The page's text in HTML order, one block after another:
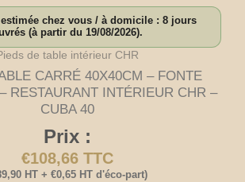
chez vous / à domicile : 8 jours
(à partir du 19/08/2026).
de table intérieur CHR
CARRÉ 40X40CM – FONTE
RESTAURANT INTÉRIEUR CHR –
CUBA 40
Prix :
€108,66 TTC
HT + €0,65 HT d'éco-part)